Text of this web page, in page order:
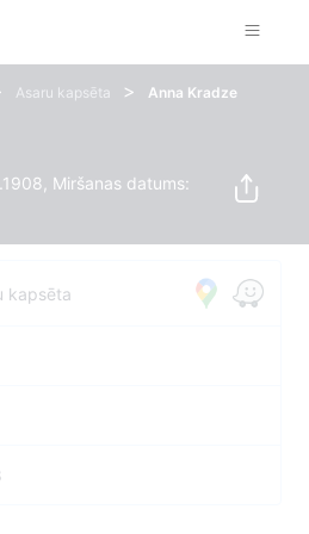
Asaru kapsēta > Anna Kradze
Miršanas datums:
kapsēta